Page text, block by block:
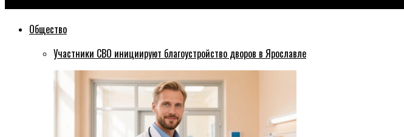
Общество
Участники СВО инициируют благоустройство дворов в Ярославле